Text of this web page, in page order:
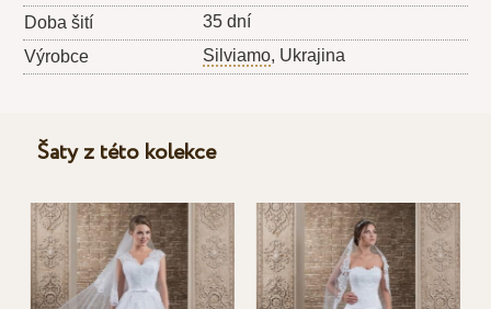
Doba šití
35 dní
Výrobce
Silviamo, Ukrajina
Šaty z této kolekce